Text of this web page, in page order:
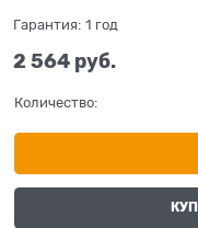
Гарантия: 1 год
2 564 руб.
Количество: